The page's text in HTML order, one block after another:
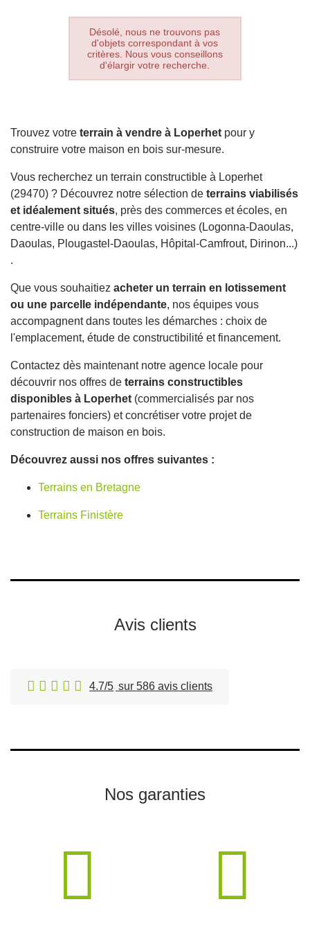
Désolé, nous ne trouvons pas
d'objets correspondant à vos
critères. Nous vous conseillons
d'élargir votre recherche.
Trouvez votre terrain à vendre à Loperhet pour y
construire votre maison en bois sur-mesure.
Vous recherchez un terrain constructible à Loperhet
(29470) ? Découvrez notre sélection de terrains viabilisés
et idéalement situés, près des commerces et écoles, en
centre-ville ou dans les villes voisines (Logonna-Daoulas,
Daoulas, Plougastel-Daoulas, Hôpital-Camfrout, Dirinon...)
.
Que vous souhaitiez acheter un terrain en lotissement
ou une parcelle indépendante, nos équipes vous
accompagnent dans toutes les démarches : choix de
l'emplacement, étude de constructibilité et financement.
Contactez dès maintenant notre agence locale pour
découvrir nos offres de terrains constructibles
disponibles à Loperhet (commercialisés par nos
partenaires fonciers) et concrétiser votre projet de
construction de maison en bois.
Découvrez aussi nos offres suivantes :
Terrains en Bretagne
Terrains Finistère
Avis clients
4.7/5 sur 586 avis clients
Nos garanties